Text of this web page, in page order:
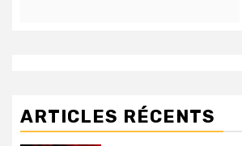
ARTICLES RÉCENTS